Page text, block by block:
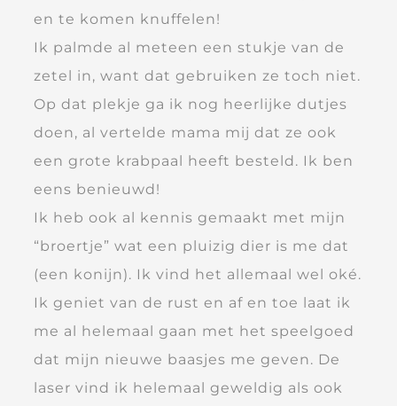
en te komen knuffelen!
Ik palmde al meteen een stukje van de
zetel in, want dat gebruiken ze toch niet.
Op dat plekje ga ik nog heerlijke dutjes
doen, al vertelde mama mij dat ze ook
een grote krabpaal heeft besteld. Ik ben
eens benieuwd!
Ik heb ook al kennis gemaakt met mijn
“broertje” wat een pluizig dier is me dat
(een konijn). Ik vind het allemaal wel oké.
Ik geniet van de rust en af en toe laat ik
me al helemaal gaan met het speelgoed
dat mijn nieuwe baasjes me geven. De
laser vind ik helemaal geweldig als ook